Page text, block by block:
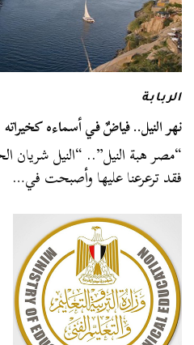
الربابة
نهر النيل.. فياضٌ في أسماءه كخيراته
“مصر هبة النيل”.. “النيل شريان
فقد ترعرعنا عليها وأصبحت في…